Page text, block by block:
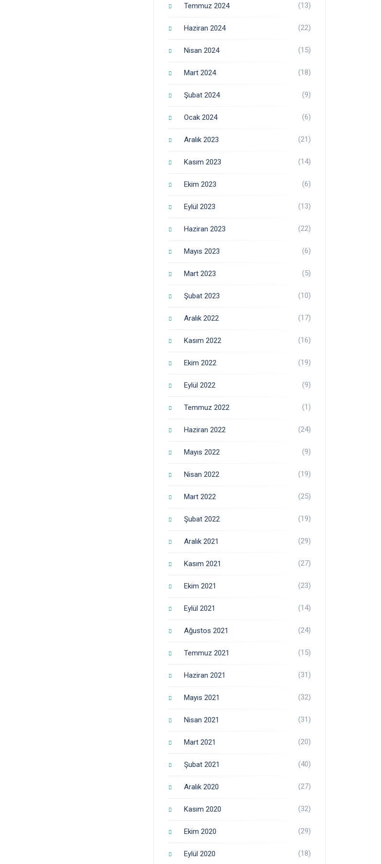
Temmuz 2024 (13)
Haziran 2024 (22)
Nisan 2024 (15)
Mart 2024 (18)
Şubat 2024 (9)
Ocak 2024 (6)
Aralık 2023 (21)
Kasım 2023 (14)
Ekim 2023 (6)
Eylül 2023 (13)
Haziran 2023 (22)
Mayıs 2023 (6)
Mart 2023 (5)
Şubat 2023 (10)
Aralık 2022 (17)
Kasım 2022 (16)
Ekim 2022 (19)
Eylül 2022 (9)
Temmuz 2022 (1)
Haziran 2022 (24)
Mayıs 2022 (9)
Nisan 2022 (19)
Mart 2022 (25)
Şubat 2022 (19)
Aralık 2021 (29)
Kasım 2021 (27)
Ekim 2021 (23)
Eylül 2021 (14)
Ağustos 2021 (24)
Temmuz 2021 (15)
Haziran 2021 (31)
Mayıs 2021 (32)
Nisan 2021 (31)
Mart 2021 (20)
Şubat 2021 (40)
Aralık 2020 (27)
Kasım 2020 (32)
Ekim 2020 (29)
Eylül 2020 (18)